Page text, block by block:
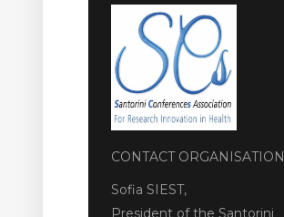
CONTACT ORGANISATION
Sofia SIEST,
President of the Santorini